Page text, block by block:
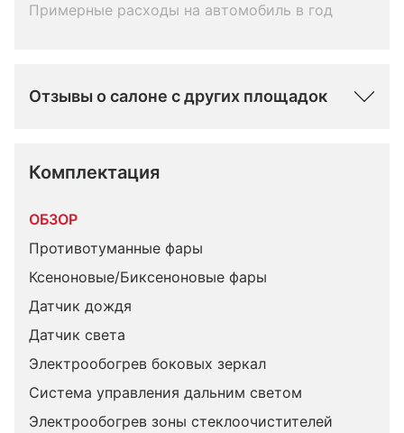
Примерные расходы на автомобиль в год
Отзывы о салоне с других площадок
Комплектация
ОБЗОР
Противотуманные фары
Ксеноновые/Биксеноновые фары
Датчик дождя
Датчик света
Электрообогрев боковых зеркал
Система управления дальним светом
Электрообогрев зоны стеклоочистителей